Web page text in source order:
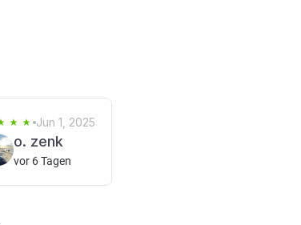
Jun 1, 2025
o. zenk
vor 6 Tagen